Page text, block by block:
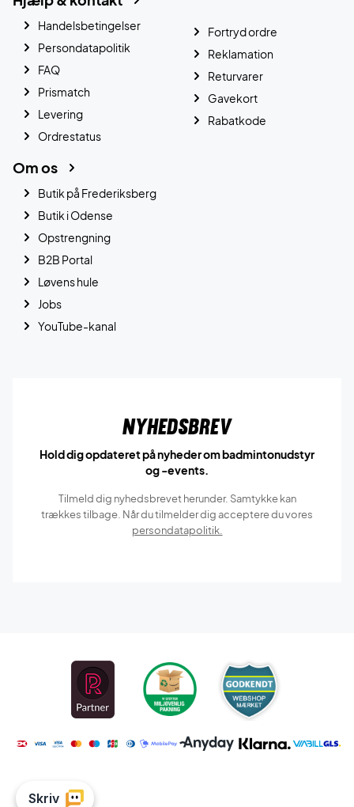
Handelsbetingelser
Persondatapolitik
FAQ
Prismatch
Levering
Ordrestatus
Fortryd ordre
Reklamation
Returvarer
Gavekort
Rabatkode
Om os
Butik på Frederiksberg
Butik i Odense
Opstrengning
B2B Portal
Løvens hule
Jobs
YouTube-kanal
Nyhedsbrev
Hold dig opdateret på nyheder om badmintonudstyr
og -events.
Tilmeld dig nyhedsbrevet herunder. Samtykke kan
trækkes tilbage. Når du tilmelder dig acceptere du vores
persondatapolitik.